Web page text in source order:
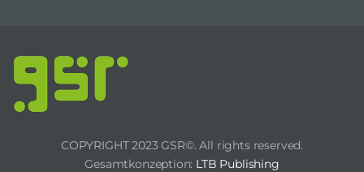
COPYRIGHT 2023 GSR©. All rights reserved.
Gesamtkonzeption: LTB Publishing